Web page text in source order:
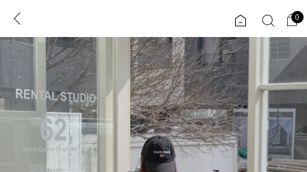
로그인 0
ENG
TW
JP
콘텐츠 리뷰 & 혜택 플러스핏 회원혜택
CATEGORY COMMUNITY
0